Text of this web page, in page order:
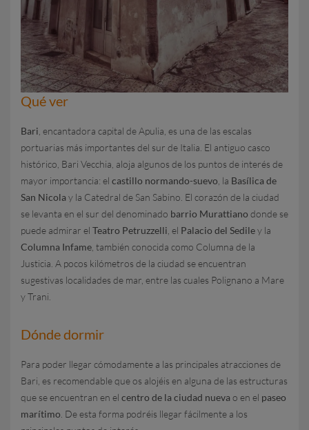
Qué ver
Bari , encantadora capital de Apulia, es una de las escalas
portuarias más importantes del sur de Italia. El antiguo casco
histórico, Bari Vecchia, aloja algunos de los puntos de interés de
mayor importancia: el castillo normando-suevo , la Basílica de
San Nicola y la Catedral de San Sabino. El corazón de la ciudad
se levanta en el sur del denominado barrio Murattiano donde se
puede admirar el Teatro Petruzzelli , el Palacio del Sediley la
Columna Infame , también conocida como Columna de la
Justicia. A pocos kilómetros de la ciudad se encuentran
sugestivas localidades de mar, entre las cuales Polignano a Mare
y Trani.
Dónde dormir
Para poder llegar cómodamente a las principales atracciones de
Bari, es recomendable que os alojéis en alguna de las estructuras
que se encuentran en el centro de la ciudad nueva o en el paseo
marítimo . De esta forma podréis llegar fácilmente a los